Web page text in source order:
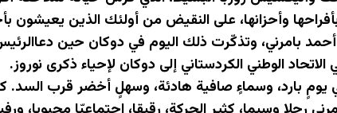
وأحزانها، على النقيض من أولئك الذين يعيشون
أحمد بامرني، وتذكّرت ذلك اليوم في دوكان حين
الوطني الكردستاني إلى دوكان لإحياء ذكرى نوروز.
يومٍ بارد، وسماءٍ صافية هادئة، وسهلٍ أخضر قرب السد.